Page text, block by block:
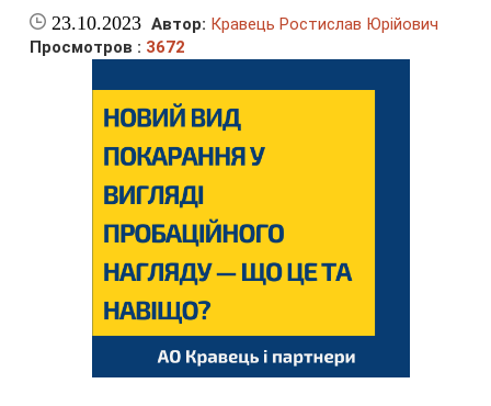
23.10.2023 Автор: Кравець Ростислав Юрійович
Просмотров : 3672